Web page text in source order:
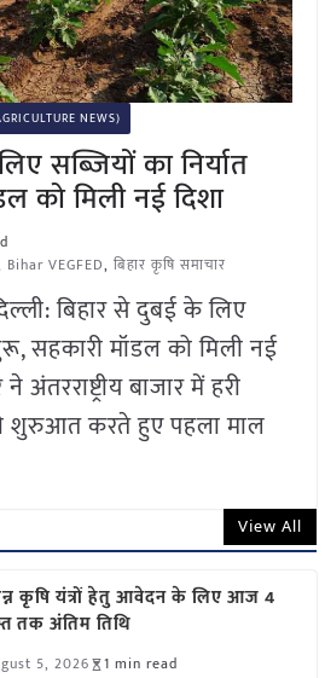
NEWS)
सब्जियों का निर्यात
को मिली नई दिशा
Bihar VEGFED, बिहार कृषि समाचार
बिहार से दुबई के लिए
सहकारी मॉडल को मिली नई
अंतरराष्ट्रीय बाजार में हरी
शुरुआत करते हुए पहला माल
View All
कृषि यंत्रों हेतु आवेदन के लिए आज 4
तक अंतिम तिथि
5, 2026 1 min read